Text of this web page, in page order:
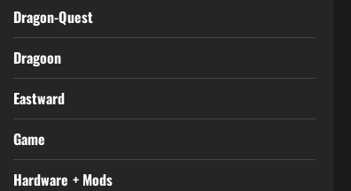
Dragon-Quest
Dragoon
Eastward
Game
Hardware + Mods